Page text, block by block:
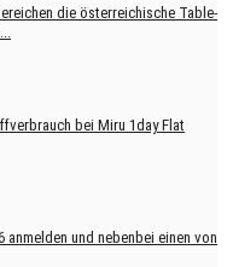
die österreichische Table-
bei Miru 1day Flat
anmelden und nebenbei einen von